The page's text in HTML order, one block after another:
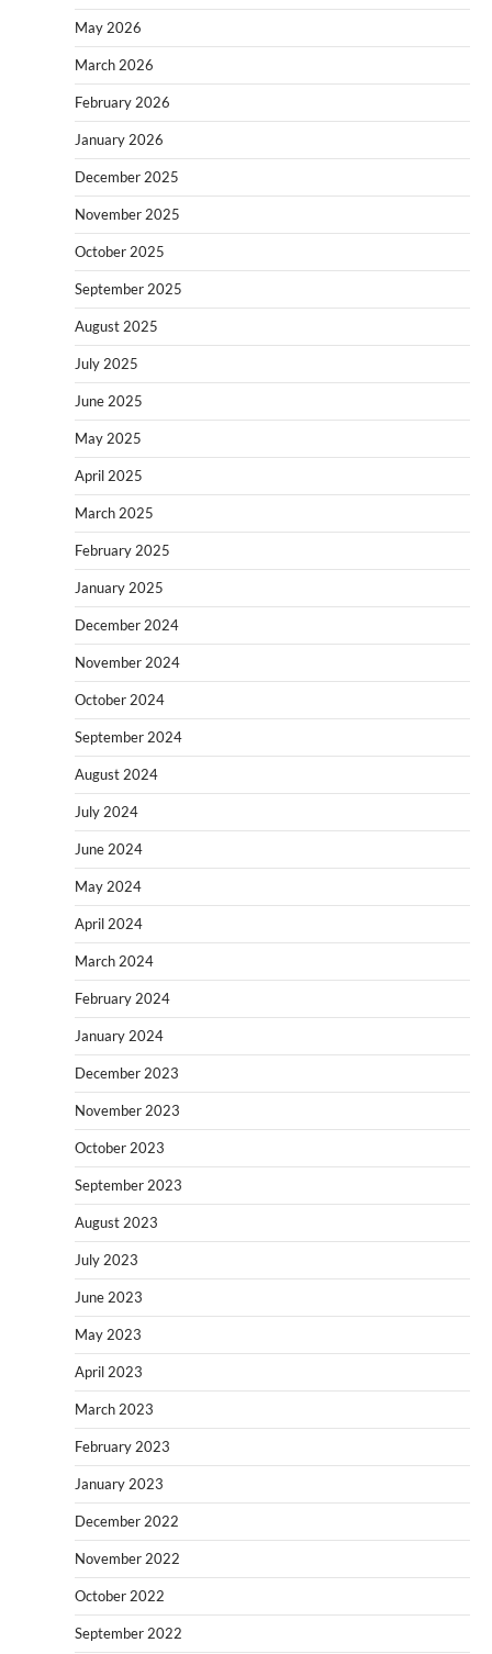
May 2026
March 2026
February 2026
January 2026
December 2025
November 2025
October 2025
September 2025
August 2025
July 2025
June 2025
May 2025
April 2025
March 2025
February 2025
January 2025
December 2024
November 2024
October 2024
September 2024
August 2024
July 2024
June 2024
May 2024
April 2024
March 2024
February 2024
January 2024
December 2023
November 2023
October 2023
September 2023
August 2023
July 2023
June 2023
May 2023
April 2023
March 2023
February 2023
January 2023
December 2022
November 2022
October 2022
September 2022